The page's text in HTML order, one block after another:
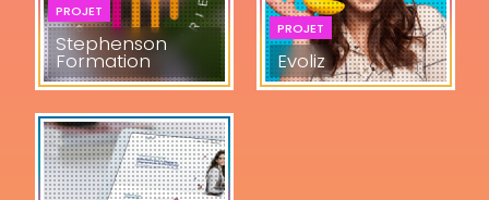
PROJET
Stephenson
Formation
PROJET
Evoliz